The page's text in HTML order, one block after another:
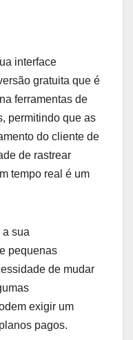
interface
gratuita que é
ferramentas de
permitindo que as
do cliente de
de rastrear
tempo real é um
a sua
pequenas
de mudar
exigir um
pagos.